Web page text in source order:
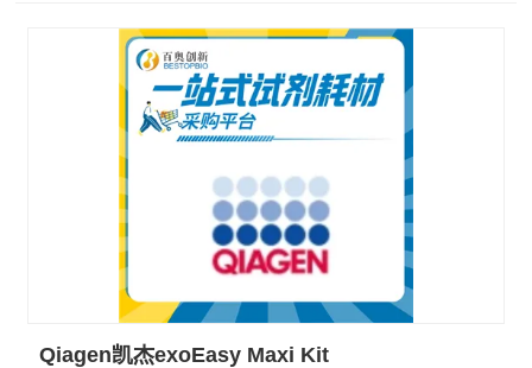
Qiagen凯杰exoEasy Maxi Kit